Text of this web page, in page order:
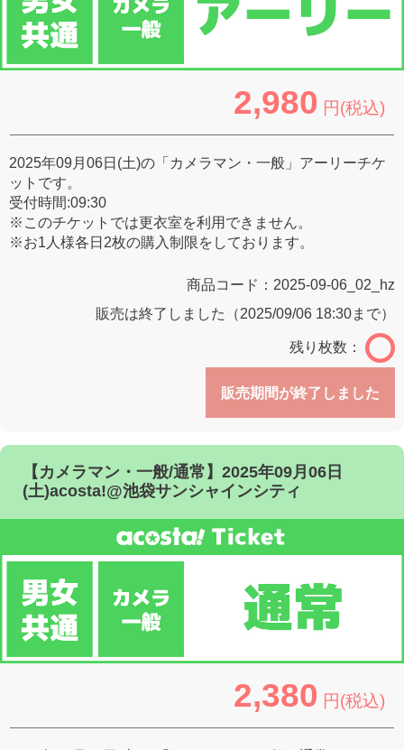
2,980 円(税込)
2025年09月06日(土)の「カメラマン・一般」アーリーチケ
ットです。
受付時間:09:30
※このチケットでは更衣室を利用できません。
※お1人様各日2枚の購入制限をしております。
商品コード： 2025-09-06_02_hz
販売は終了しました（2025/09/06 18:30まで）
残り枚数：
販売期間が終了しました
【カメラマン・一般/通常】2025年09月06日
(土)acosta!@池袋サンシャインシティ
2,380 円(税込)